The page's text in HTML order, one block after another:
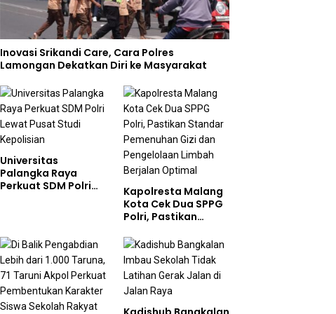
Inovasi Srikandi Care, Cara Polres
Lamongan Dekatkan Diri ke Masyarakat
Universitas
Palangka Raya
Perkuat SDM Polri
Kapolresta Malang
Kota Cek Dua SPPG
Polri, Pastikan
Gizi dan
Pengelolaan Limbah
Berjalan Optimal